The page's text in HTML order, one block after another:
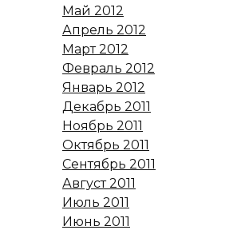
Май 2012
Апрель 2012
Март 2012
Февраль 2012
Январь 2012
Декабрь 2011
Ноябрь 2011
Октябрь 2011
Сентябрь 2011
Август 2011
Июль 2011
Июнь 2011